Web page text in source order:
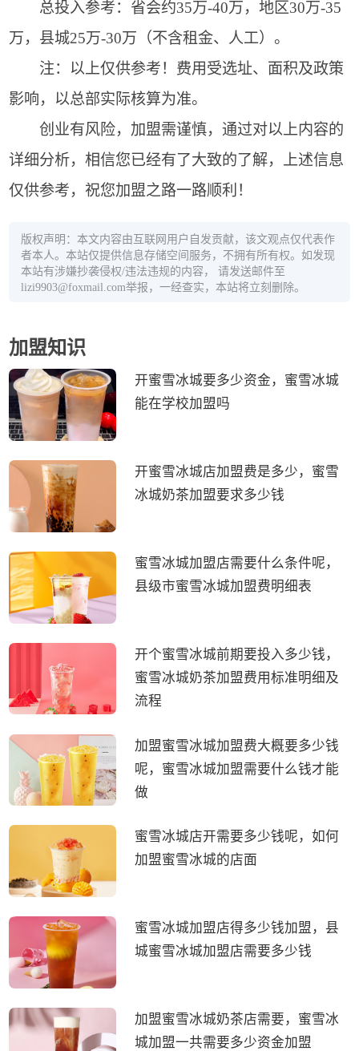
总投入参考：省会约35万-40万，地区30万-35
万，县城25万-30万（不含租金、人工）。
注：以上仅供参考！费用受选址、面积及政策
影响，以总部实际核算为准。
创业有风险，加盟需谨慎，通过对以上内容的
详细分析，相信您已经有了大致的了解，上述信息
仅供参考，祝您加盟之路一路顺利！
版权声明：本文内容由互联网用户自发贡献，该文观点仅代表作
者本人。本站仅提供信息存储空间服务，不拥有所有权。如发现
本站有涉嫌抄袭侵权/违法违规的内容， 请发送邮件至
lizi9903@foxmail.com举报，一经查实，本站将立刻删除。
加盟知识
开蜜雪冰城要多少资金，蜜雪冰城
能在学校加盟吗
开蜜雪冰城店加盟费是多少，蜜雪
冰城奶茶加盟要求多少钱
蜜雪冰城加盟店需要什么条件呢，
县级市蜜雪冰城加盟费明细表
开个蜜雪冰城前期要投入多少钱，
蜜雪冰城奶茶加盟费用标准明细及
流程
加盟蜜雪冰城加盟费大概要多少钱
呢，蜜雪冰城加盟需要什么钱才能
做
蜜雪冰城店开需要多少钱呢，如何
加盟蜜雪冰城的店面
蜜雪冰城加盟店得多少钱加盟，县
城蜜雪冰城加盟店需要多少钱
加盟蜜雪冰城奶茶店需要，蜜雪冰
城加盟一共需要多少资金加盟